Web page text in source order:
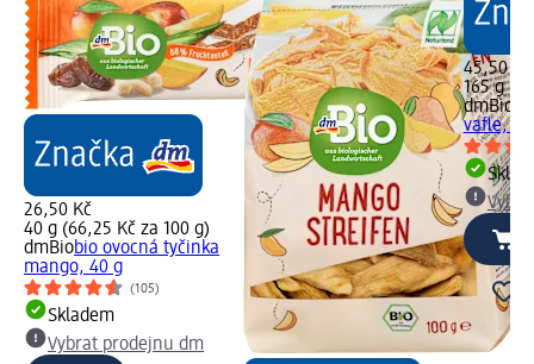
26,50 Kč
40 g (66,25 Kč za 100 g)
dmBiobio ovocná tyčinka
mango, 40 g
(105)
Skladem
Vybrat prodejnu dm
45,50 Kč
165 g
dmBio
vafle,